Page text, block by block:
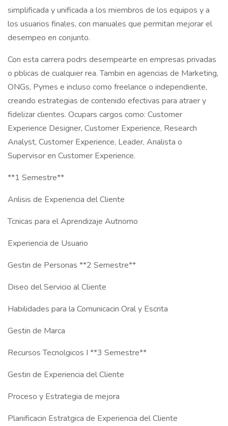
simplificada y unificada a los miembros de los equipos y a
los usuarios finales, con manuales que permitan mejorar el
desempeo en conjunto.
Con esta carrera podrs desempearte en empresas privadas
o pblicas de cualquier rea. Tambin en agencias de Marketing,
ONGs, Pymes e incluso como freelance o independiente,
creando estrategias de contenido efectivas para atraer y
fidelizar clientes. Ocupars cargos como: Customer
Experience Designer, Customer Experience, Research
Analyst, Customer Experience, Leader, Analista o
Supervisor en Customer Experience.
**1 Semestre**
Anlisis de Experiencia del Cliente
Tcnicas para el Aprendizaje Autnomo
Experiencia de Usuario
Gestin de Personas **2 Semestre**
Diseo del Servicio al Cliente
Habilidades para la Comunicacin Oral y Escrita
Gestin de Marca
Recursos Tecnolgicos I **3 Semestre**
Gestin de Experiencia del Cliente
Proceso y Estrategia de mejora
Planificacin Estratgica de Experiencia del Cliente